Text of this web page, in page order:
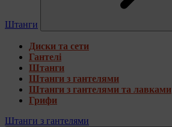
Штанги
Диски та сети
Гантелі
Штанги
Штанги з гантелями
Штанги з гантелями та лавками
Грифи
Штанги з гантелями